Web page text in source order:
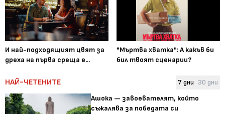
И най-подходящият цвят за
дреха на първа среща е...
"Мъртва хватка": А какъв би
бил твоят сценарии?
НАЙ-ЧЕТЕНИТЕ 7 дни 30 дни
Ашока — завоевателят, който
съжалява за победата си